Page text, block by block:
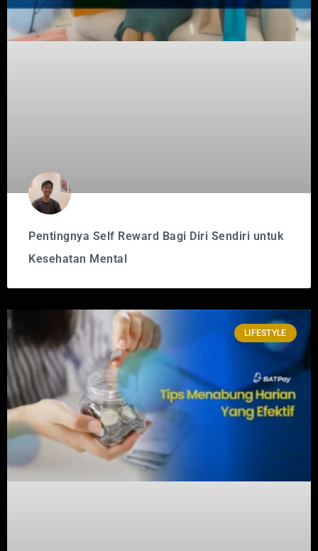
Pentingnya Self Reward Bagi Diri Sendiri untuk
Kesehatan Mental
LIFESTYLE